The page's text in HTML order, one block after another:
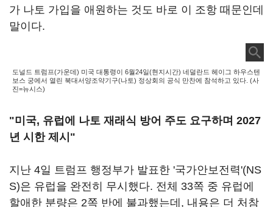
가 나토 가입을 애원하는 것도 바로 이 조항 때문인데
말이다.
도널드 트럼프(가운데) 미국 대통령이 6월24일(현지시간) 네덜란드 헤이그 하우스텐
보스 궁에서 열린 북대서양조약기구(나토) 정상회의 공식 만찬에 참석하고 있다. (사
진=뉴시스)
"미국, 유럽에 나토 재래식 방어 주도 요구하며 2027
년 시한 제시"
지난 4일 트럼프 행정부가 발표한 '국가안보전력'(NS
S)은 유럽을 완전히 무시했다. 전체 33쪽 중 유럽에
할애한 분량은 2쪽 반에 불과했는데, 내용은 더 처참